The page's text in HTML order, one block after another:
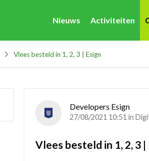
Nieuws Activiteiten
Vlees besteld in 1, 2, 3 | Esign
Developers Esign
27/08/2021 10:51 in
Vlees besteld in 1, 2, 3 |